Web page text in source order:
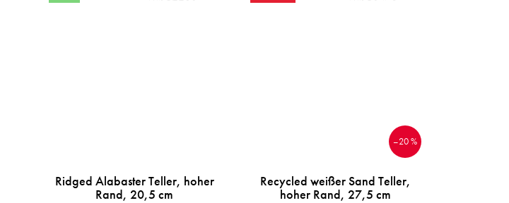
Ridged Alabaster Teller, hoher
Rand, 20,5 cm
–20 %
Recycled weißer Sand Teller,
hoher Rand, 27,5 cm